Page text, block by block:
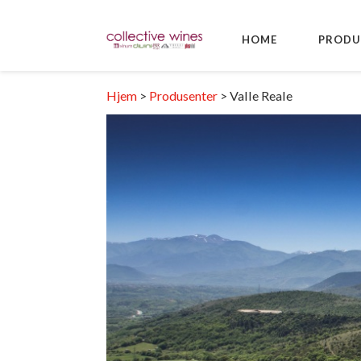
HOME
Hjem> Produsenter> Valle Reale